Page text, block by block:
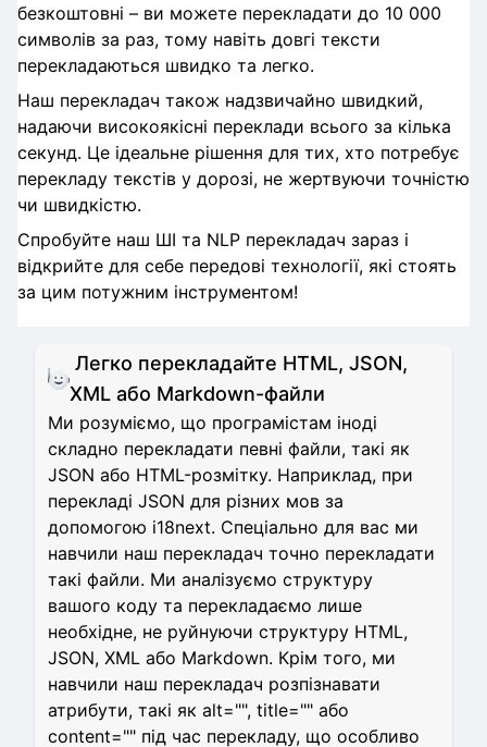
безкоштовні – ви можете перекладати до 10 000
символів за раз, тому навіть довгі тексти
перекладаються швидко та легко.
Наш перекладач також надзвичайно швидкий,
надаючи високоякісні переклади всього за кілька
секунд. Це ідеальне рішення для тих, хто потребує
перекладу текстів у дорозі, не жертвуючи точністю
чи швидкістю.
Спробуйте наш ШІ та NLP перекладач зараз і
відкрийте для себе передові технології, які стоять
за цим потужним інструментом!
Легко перекладайте HTML, JSON,
XML або Markdown-файли
Ми розуміємо, що програмістам іноді
складно перекладати певні файли, такі як
JSON або HTML-розмітку. Наприклад, при
перекладі JSON для різних мов за
допомогою i18next. Спеціально для вас ми
навчили наш перекладач точно перекладати
такі файли. Ми аналізуємо структуру
вашого коду та перекладаємо лише
необхідне, не руйнуючи структуру HTML,
JSON, XML або Markdown. Крім того, ми
навчили наш перекладач розпізнавати
атрибути, такі як alt="", title="" або
content="" під час перекладу, що особливо